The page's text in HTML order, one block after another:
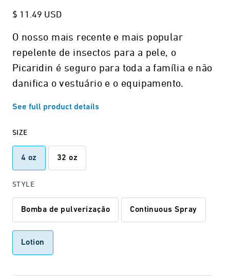
$ 11.49 USD
O nosso mais recente e mais popular
repelente de insectos para a pele, o
Picaridin é seguro para toda a família e não
danifica o vestuário e o equipamento.
See full product details
SIZE
4 oz 32 oz
STYLE
Bomba de pulverização Continuous Spray
Lotion